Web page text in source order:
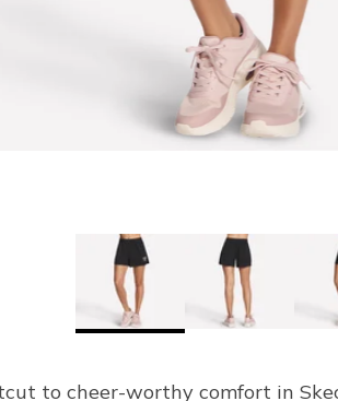
to cheer-worthy comfort in